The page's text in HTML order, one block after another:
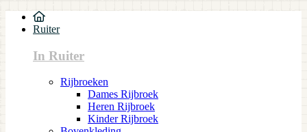
Ruiter
In Ruiter
Rijbroeken
Dames Rijbroek
Heren Rijbroek
Kinder Rijbroek